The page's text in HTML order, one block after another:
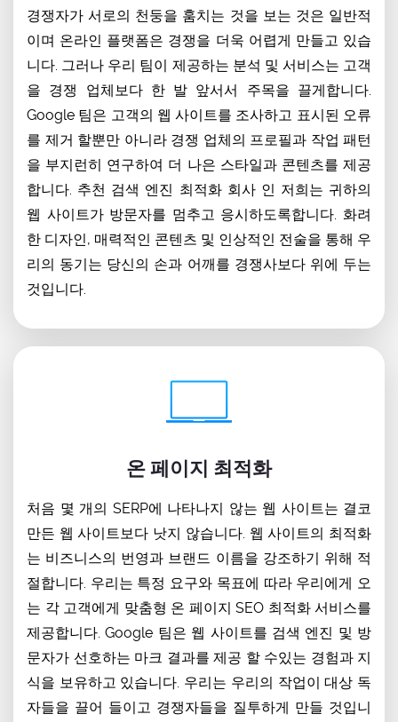
경쟁자가 서로의 천둥을 훔치는 것을 보는 것은 일반적
이며 온라인 플랫폼은 경쟁을 더욱 어렵게 만들고 있습
니다. 그러나 우리 팀이 제공하는 분석 및 서비스는 고객
을 경쟁 업체보다 한 발 앞서서 주목을 끌게합니다.
Google 팀은 고객의 웹 사이트를 조사하고 표시된 오류
를 제거 할뿐만 아니라 경쟁 업체의 프로필과 작업 패턴
을 부지런히 연구하여 더 나은 스타일과 콘텐츠를 제공
합니다. 추천 검색 엔진 최적화 회사 인 저희는 귀하의
웹 사이트가 방문자를 멈추고 응시하도록합니다. 화려
한 디자인, 매력적인 콘텐츠 및 인상적인 전술을 통해 우
리의 동기는 당신의 손과 어깨를 경쟁사보다 위에 두는
것입니다.
온 페이지 최적화
처음 몇 개의 SERP에 나타나지 않는 웹 사이트는 결코
만든 웹 사이트보다 낫지 않습니다. 웹 사이트의 최적화
는 비즈니스의 번영과 브랜드 이름을 강조하기 위해 적
절합니다. 우리는 특정 요구와 목표에 따라 우리에게 오
는 각 고객에게 맞춤형 온 페이지 SEO 최적화 서비스를
제공합니다. Google 팀은 웹 사이트를 검색 엔진 및 방
문자가 선호하는 마크 결과를 제공 할 수있는 경험과 지
식을 보유하고 있습니다. 우리는 우리의 작업이 대상 독
자들을 끌어 들이고 경쟁자들을 질투하게 만들 것입니